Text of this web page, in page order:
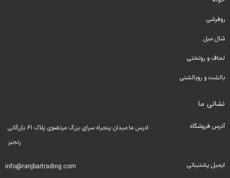
روفرشی
شال مبل
لحاف و روتختی
بالشت و روبالشتی
نشانی ما
آدرس فروشگاه
ادرس ما:میدان پنجراه سرای بزرگ مرتضوی پلاک ۶۱ بازرگانی
رنجبر
ایمیل پشتیبانی info@ranjbartrading.com